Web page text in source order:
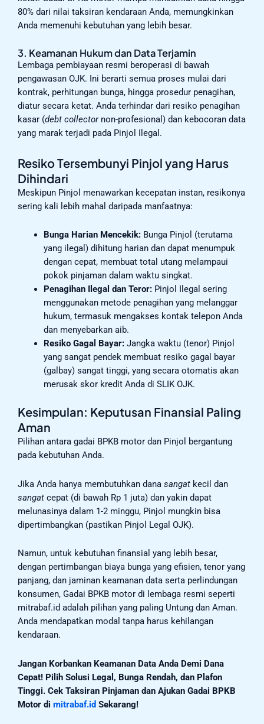
80% dari nilai taksiran kendaraan Anda, memungkinkan
Anda memenuhi kebutuhan yang lebih besar.
3. Keamanan Hukum dan Data Terjamin
Lembaga pembiayaan resmi beroperasi di bawah
pengawasan OJK. Ini berarti semua proses mulai dari
kontrak, perhitungan bunga, hingga prosedur penagihan,
diatur secara ketat. Anda terhindar dari resiko penagihan
kasar (debt collectornon-profesional) dan kebocoran data
yang marak terjadi pada Pinjol Ilegal.
Resiko Tersembunyi Pinjol yang Harus
Dihindari
Meskipun Pinjol menawarkan kecepatan instan, resikonya
sering kali lebih mahal daripada manfaatnya:
Bunga Harian Mencekik:Bunga Pinjol (terutama
yang ilegal) dihitung harian dan dapat menumpuk
dengan cepat, membuat total utang melampaui
pokok pinjaman dalam waktu singkat.
Penagihan Ilegal dan Teror:Pinjol Ilegal sering
menggunakan metode penagihan yang melanggar
hukum, termasuk mengakses kontak telepon Anda
dan menyebarkan aib.
Resiko Gagal Bayar:Jangka waktu (tenor) Pinjol
yang sangat pendek membuat resiko gagal bayar
(galbay) sangat tinggi, yang secara otomatis akan
merusak skor kredit Anda di SLIK OJK.
Kesimpulan: Keputusan Finansial Paling
Aman
Pilihan antara gadai BPKB motor dan Pinjol bergantung
pada kebutuhan Anda.
Jika Anda hanya membutuhkan dana sangat kecil dan
sangat cepat (di bawah Rp 1 juta) dan yakin dapat
melunasinya dalam 1-2 minggu, Pinjol mungkin bisa
dipertimbangkan (pastikan Pinjol Legal OJK).
Namun, untuk kebutuhan finansial yang lebih besar,
dengan pertimbangan biaya bunga yang efisien, tenor yang
panjang, dan jaminan keamanan data serta perlindungan
konsumen, Gadai BPKB motor di lembaga resmi seperti
mitrabaf.id adalah pilihan yang paling Untung dan Aman.
Anda mendapatkan modal tanpa harus kehilangan
kendaraan.
Jangan Korbankan Keamanan Data Anda Demi Dana
Cepat! Pilih Solusi Legal, Bunga Rendah, dan Plafon
Tinggi. Cek Taksiran Pinjaman dan Ajukan Gadai BPKB
Motor di mitrabaf.id Sekarang!